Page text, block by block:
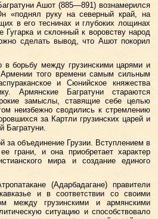
Ашот (885—891) вознамерился
«поднял руку на северный край, на
в его теснинах и глубоких лощинах
и склонный к воровству народ
сделать вывод, что Ашот покорил
в борьбу между грузинскими царями и
того времени самым сильным
и Сюнийское княжества
Армянские Багратуни стараются
замыслы, ставящие себе целью
неизбежно сводились к стремлению
за Картли грузинских царей и
Багратуни.
за объединение Грузии. Вступлением в
грани, и она приобретает характер
мира и создание единого
(Адарбадагане) правители
и в соответствии со своими
между грузинскими и армянскими
ситуацию и способствовало